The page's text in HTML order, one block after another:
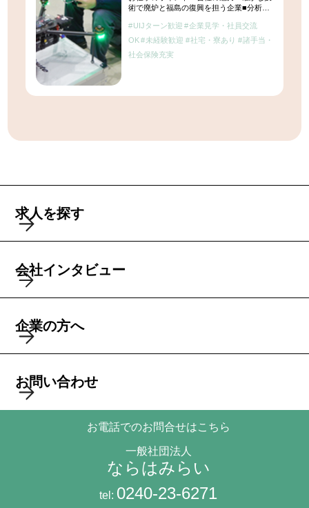
術で廃炉と福島の復興を担う企業■分析や
を応援！■未経験者歓迎！充実の研修制度
■残業3時間/月！社員寮など嬉しい移住サ
UIJターン歓迎
企業見学・社員交流
OK
未経験歓迎 社宅・寮あり
諸手当・
社会保険充実
求人を探す
会社インタビュー
企業の方へ
お問い合わせ
お電話でのお問合せはこちら
一般社団法人
ならはみらい
tel: 0240-23-6271